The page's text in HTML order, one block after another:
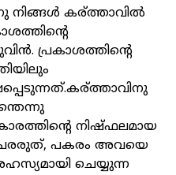
നിങ്ങള്‍ കര്ത്താവില്‍
പ്രകാശത്തിന്റെ
നിഷ്ഫലമായ
പകരം അവയെ
ചെയ്യുന്ന